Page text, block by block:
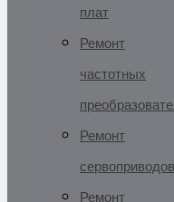
плат
Ремонт
частотных
Ремонт
сервоприводов
Ремонт